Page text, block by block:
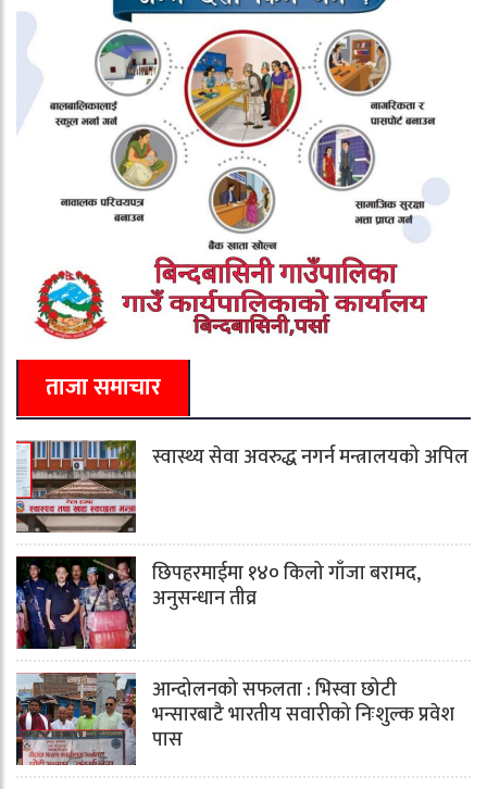
ताजा समाचार
स्वास्थ्य सेवा अवरुद्ध नगर्न मन्त्रालयको अपिल
छिपहरमाईमा १४० किलो गाँजा बरामद,
अनुसन्धान तीव्र
आन्दोलनको सफलता : भिस्वा छोटी
भन्सारबाटै भारतीय सवारीको निःशुल्क प्रवेश
पास